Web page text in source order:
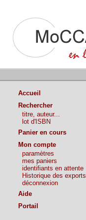
Accueil
Rechercher
titre, auteur...
lot d'ISBN
Panier en cours
Mon compte
paramètres
mes paniers
identifiants en attente
Historique des exports
déconnexion
Aide
Portail